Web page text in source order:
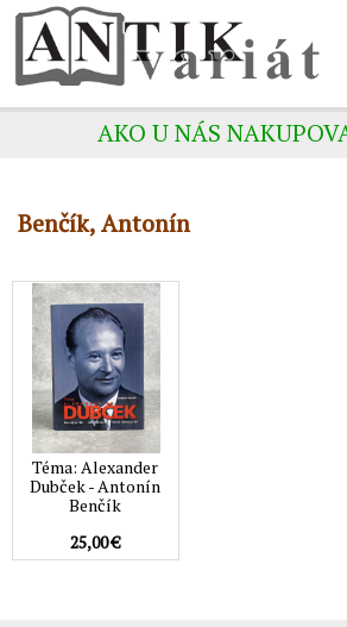
AKO U NÁS
Benčík, Antonín
Téma: Alexander
Dubček - Antonín
Benčík
25,00 €